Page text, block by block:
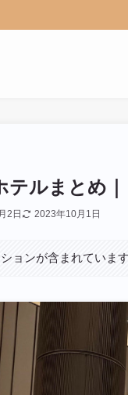
ルまとめ
2日 2023年10月1日
ョンが含まれています